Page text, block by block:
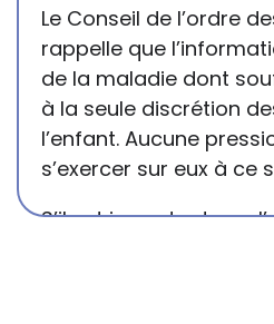
Le Conseil de l’ordre
rappelle que
de la maladie dont
à la seule discrétion
l’enfant. Aucune
s’exercer sur eux à ce
S’il est important que